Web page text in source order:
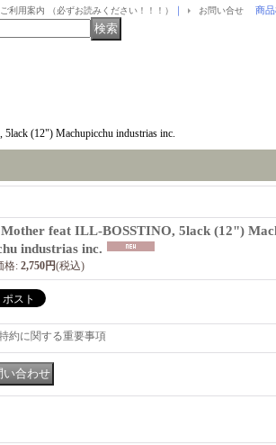
ご利用案内 （必ずお読みください！！！） ｜ お問い合せ 商
(12") Machupicchu industrias inc.
feat ILL-BOSSTINO, 5lack (12")
industrias inc.
格: 2,750円(税込)
約に関する重要事項